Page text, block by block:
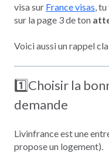
visa sur France visas,
sur la page 3 de ton
Voici aussi un rappel
1️⃣Choisir la
demande
Livinfrance est une
propose un logement).